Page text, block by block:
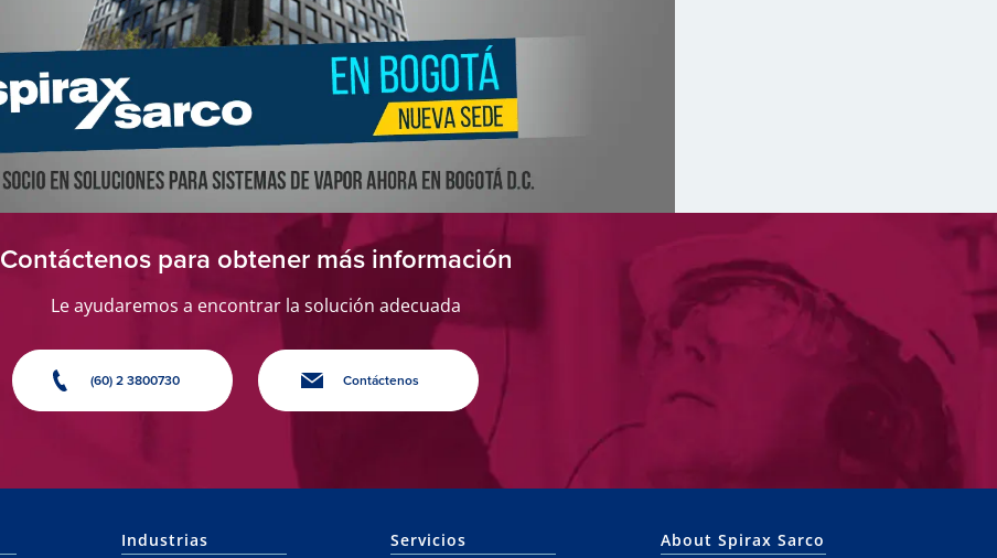
Contáctenos para obtener más información
Le ayudaremos a encontrar la solución adecuada
(60) 2 3800730 Contáctenos
Industrias Servicios About Spirax Sarco